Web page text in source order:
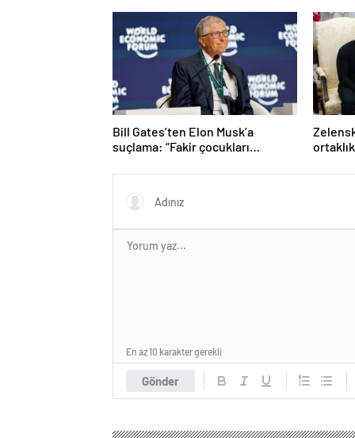
Bill Gates’ten Elon Musk’a
suçlama: “Fakir çocukları
Gönder
En az 10 karakter gerekli